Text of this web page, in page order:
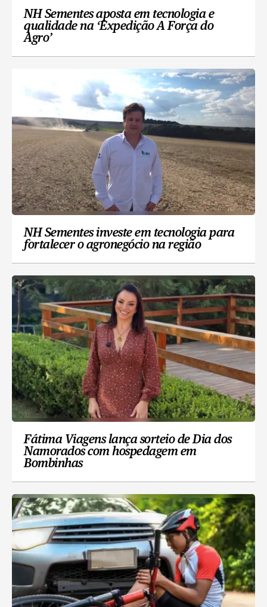
NH Sementes aposta em tecnologia e
qualidade na ‘Expedição A Força do
Agro’
NH Sementes investe em tecnologia para
fortalecer o agronegócio na região
Fátima Viagens lança sorteio de Dia dos
Namorados com hospedagem em
Bombinhas